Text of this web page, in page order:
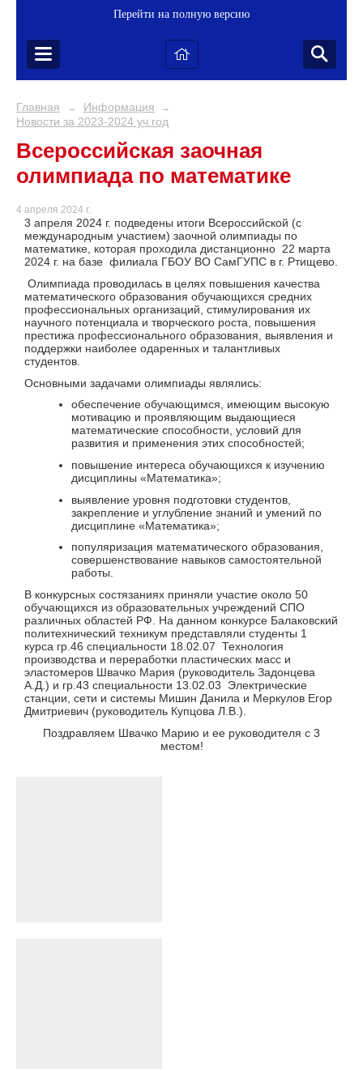
Перейти на полную версию
Главная → Информация →
Новости за 2023-2024 уч.год
Всероссийская заочная
олимпиада по математике
4 апреля 2024 г.
3 апреля 2024 г. подведены итоги Всероссийской (с
международным участием) заочной олимпиады по
математике, которая проходила дистанционно 22 марта
2024 г. на базе филиала ГБОУ ВО СамГУПС в г. Ртищево.
Олимпиада проводилась в целях повышения качества
математического образования обучающихся средних
профессиональных организаций, стимулирования их
научного потенциала и творческого роста, повышения
престижа профессионального образования, выявления и
поддержки наиболее одаренных и талантливых
студентов.
Основными задачами олимпиады являлись:
обеспечение обучающимся, имеющим высокую
мотивацию и проявляющим выдающиеся
математические способности, условий для
развития и применения этих способностей;
повышение интереса обучающихся к изучению
дисциплины «Математика»;
выявление уровня подготовки студентов,
закрепление и углубление знаний и умений по
дисциплине «Математика»;
популяризация математического образования,
совершенствование навыков самостоятельной
работы.
В конкурсных состязаниях приняли участие около 50
обучающихся из образовательных учреждений СПО
различных областей РФ. На данном конкурсе Балаковский
политехнический техникум представляли студенты 1
курса гр.46 специальности 18.02.07 Технология
производства и переработки пластических масс и
эластомеров Швачко Мария (руководитель Задонцева
А.Д.) и гр.43 специальности 13.02.03 Электрические
станции, сети и системы Мишин Данила и Меркулов Егор
Дмитриевич (руководитель Купцова Л.В.).
Поздравляем Швачко Марию и ее руководителя с 3
местом!